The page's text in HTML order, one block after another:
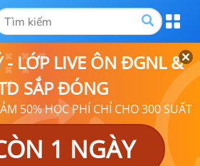
- LỚP LIVE ÔN ĐGNL &
SẮP ĐÓNG
50% HỌC PHÍ CHỈ CHO 300 SUẤT
1 NGÀY